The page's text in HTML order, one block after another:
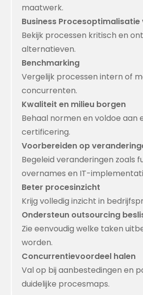
maatwerk.
Business Procesoptimalisatie
Bekijk processen kritisch en
alternatieven.
Benchmarking
Vergelijk processen intern of
concurrenten.
Kwaliteit en milieu borgen
Behaal normen en voldoe aan
certificering.
Voorbereiden op
Begeleid veranderingen zoals
overnames en IT-
Beter procesinzicht
Krijg volledig inzicht in
Ondersteun outsourcing
Zie eenvoudig welke taken
worden.
Concurrentievoordeel halen
Val op bij aanbestedingen en
duidelijke procesmaps.